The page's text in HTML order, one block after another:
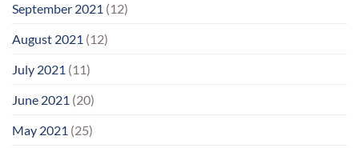
September 2021 (12)
August 2021 (12)
July 2021 (11)
June 2021 (20)
May 2021 (25)